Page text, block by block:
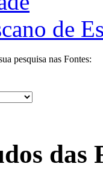
de
pesquisa nas Fontes:
das